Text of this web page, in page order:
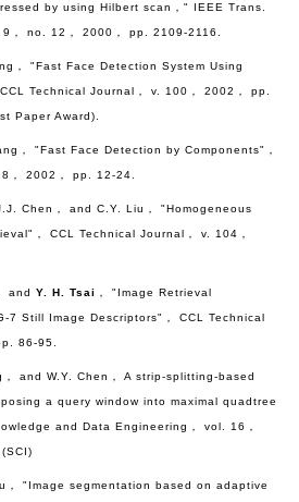
by using Hilbert scan，" IEEE Trans.
， no. 12， 2000， pp. 2109-2116.
， "Fast Face Detection System Using
Technical Journal， v. 100， 2002， pp.
Paper Award).
， "Fast Face Detection by Components"，
， 2002， pp. 12-24.
Chen， and C.Y. Liu， "Homogeneous
， CCL Technical Journal， v. 104，
and Y. H. Tsai ， "Image Retrieval
7 Still Image Descriptors"， CCL Technical
86-95.
， and W.Y. Chen， A strip-splitting-based
a query window into maximal quadtree
and Data Engineering， vol. 16，
， "Image segmentation based on adaptive